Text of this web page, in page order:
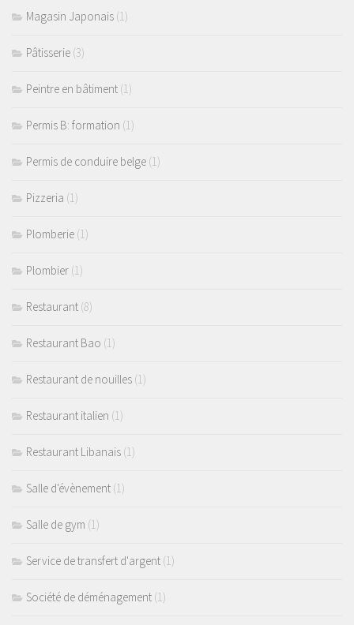
Magasin Japonais (1)
Pâtisserie (3)
Peintre en bâtiment (1)
Permis B: formation (1)
Permis de conduire belge (1)
Pizzeria (1)
Plomberie (1)
Plombier (1)
Restaurant (8)
Restaurant Bao (1)
Restaurant de nouilles (1)
Restaurant italien (1)
Restaurant Libanais (1)
Salle d'évènement (1)
Salle de gym (1)
Service de transfert d'argent (1)
Société de déménagement (1)